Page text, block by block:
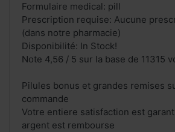
Formulaire medical: pill
Prescription requise: Aucune
(dans notre pharmacie)
Disponibilité: In Stock!
Note 4,56 / 5 sur la base de 11315
Pilules bonus et grandes remises
commande
Votre entiere satisfaction est
argent est rembourse